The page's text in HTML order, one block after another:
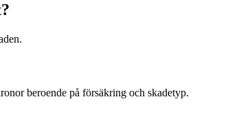
beroende på försäkring och skadetyp.